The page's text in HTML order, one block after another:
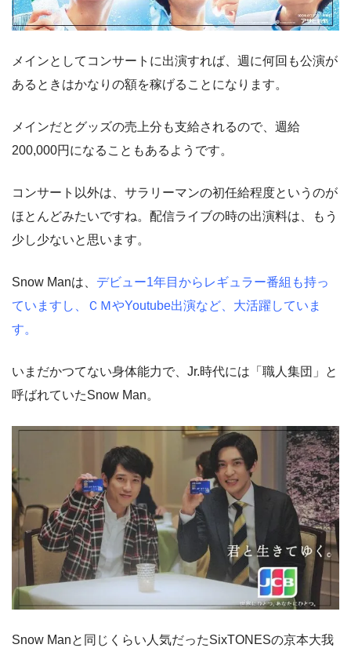
メインとしてコンサートに出演すれば、週に何回も公演が
あるときはかなりの額を稼げることになります。
メインだとグッズの売上分も支給されるので、週給
200,000円になることもあるようです。
コンサート以外は、サラリーマンの初任給程度というのが
ほとんどみたいですね。配信ライブの時の出演料は、もう
少し少ないと思います。
Snow Manは、 デビュー1年目からレギュラー番組も持っ
ていますし、ＣＭやYoutube出演など、大活躍していま
す。
いまだかつてない身体能力で、Jr.時代には「職人集団」と
呼ばれていたSnow Man。
Snow Manと同じくらい人気だったSixTONESの京本大我